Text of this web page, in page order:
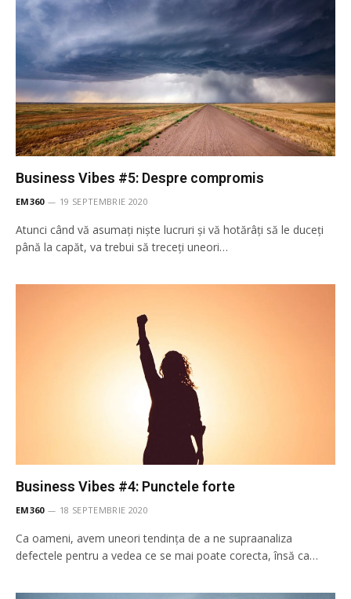
Business Vibes #5: Despre compromis
EM360 19 SEPTEMBRIE 2020
Atunci când vă asumați niște lucruri și vă hotărâți să le duceți
până la capăt, va trebui să treceți uneori…
Business Vibes #4: Punctele forte
EM360 18 SEPTEMBRIE 2020
Ca oameni, avem uneori tendința de a ne supraanaliza
defectele pentru a vedea ce se mai poate corecta, însă ca…